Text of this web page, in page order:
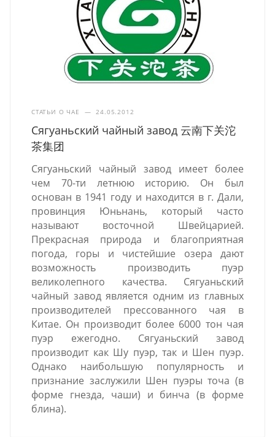
СТАТЬИ О ЧАЕ — 24.05.2012
Сягуаньский чайный завод 云南下关沱
茶集团
Сягуаньский чайный завод имеет более
чем 70-ти летнюю историю. Он был
основан в 1941 году и находится в г. Дали,
провинция Юньнань, который часто
называют восточной Швейцарией.
Прекрасная природа и благоприятная
погода, горы и чистейшие озера дают
возможность производить пуэр
великолепного качества. Сягуаньский
чайный завод является одним из главных
производителей прессованного чая в
Китае. Он производит более 6000 тон чая
пуэр ежегодно. Сягуаньский завод
производит как Шу пуэр, так и Шен пуэр.
Однако наибольшую популярность и
признание заслужили Шен пуэры точа (в
форме гнезда, чаши) и бинча (в форме
блина).